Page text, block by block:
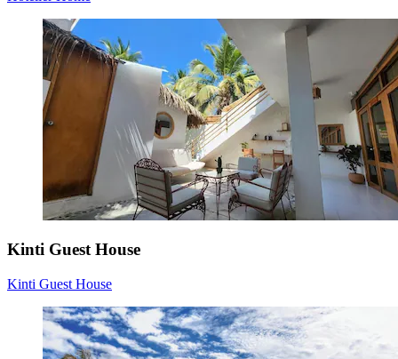
Kinti Guest House
Kinti Guest House